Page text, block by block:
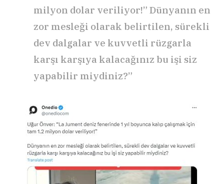
milyon dolar veriliyor!” Dünyanın en
zor mesleği olarak belirtilen, sürekli
dev dalgalar ve kuvvetli rüzgarla
karşı karşıya kalacağınız bu işi siz
yapabilir miydiniz?”